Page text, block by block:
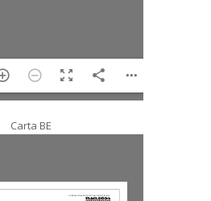
Carta BE